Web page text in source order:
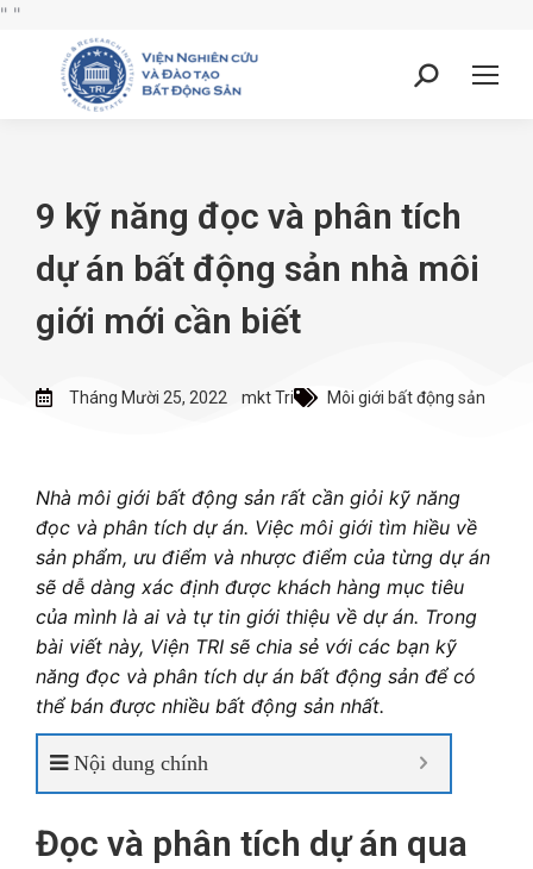
" "
9 kỹ năng đọc và phân tích
dự án bất động sản nhà môi
giới mới cần biết
Tháng Mười 25, 2022 mkt Tri Môi giới bất động sản
Nhà môi giới bất động sản rất cần giỏi kỹ năng
đọc và phân tích dự án. Việc môi giới tìm hiều về
sản phẩm, ưu điểm và nhược điểm của từng dự án
sẽ dễ dàng xác định được khách hàng mục tiêu
của mình là ai và tự tin giới thiệu về dự án. Trong
bài viết này, Viện TRI sẽ chia sẻ với các bạn kỹ
năng đọc và phân tích dự án bất động sản để có
thể bán được nhiều bất động sản nhất.
Nội dung chính
Đọc và phân tích dự án qua